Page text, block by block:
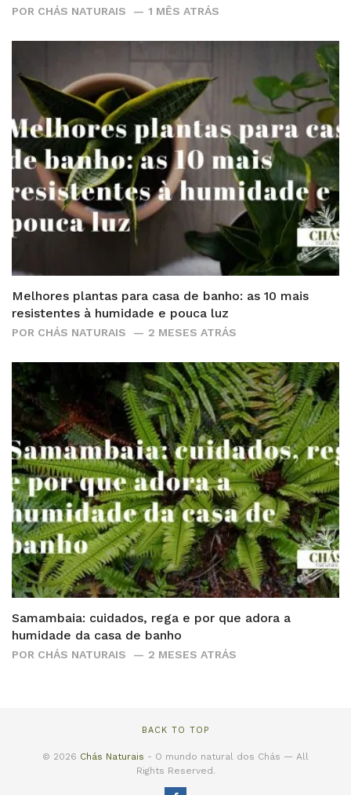
POR CHÁS NATURAIS 1 MÊS ATRÁS
Melhores plantas para casa de banho: as 10 mais
resistentes à humidade e pouca luz
POR CHÁS NATURAIS 2 MESES ATRÁS
Samambaia: cuidados, rega e por que adora a
humidade da casa de banho
POR CHÁS NATURAIS 2 MESES ATRÁS
BACK TO TOP
© 2026 Chás Naturais - O mundo natural dos Chás — All
Rights Reserved.